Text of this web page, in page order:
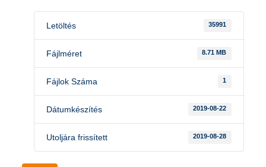
Letöltés 35991
Fájlméret 8.71 MB
Fájlok Száma 1
Dátumkészítés 2019-08-22
Utoljára frissített 2019-08-28